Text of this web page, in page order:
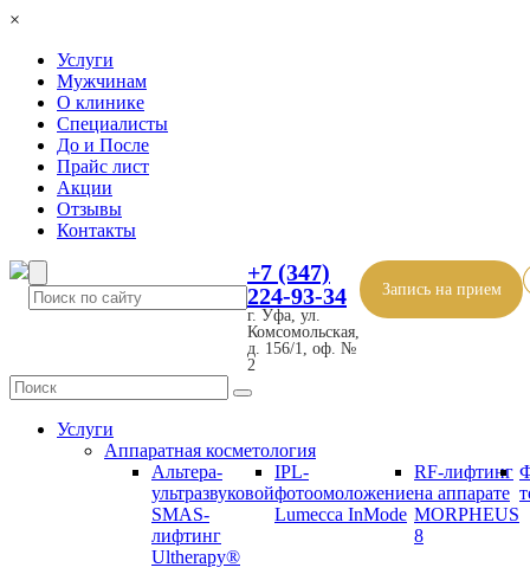
×
Услуги
Мужчинам
О клинике
Специалисты
До и После
Прайс лист
Акции
Отзывы
Контакты
+7 (347)
224-93-34
г. Уфа, ул.
Комсомольская,
д. 156/1, оф. №
2
Запись на прием
Услуги
Аппаратная косметология
Альтера-
ультразвуковой
SMAS-
лифтинг
Ultherapy®
IPL-
фотоомоложение
Lumecca InMode
RF-лифтинг
на аппарате
MORPHEUS
8